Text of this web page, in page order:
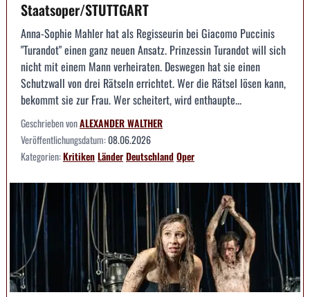
Staatsoper/STUTTGART
Anna-Sophie Mahler hat als Regisseurin bei Giacomo Puccinis
"Turandot" einen ganz neuen Ansatz. Prinzessin Turandot will sich
nicht mit einem Mann verheiraten. Deswegen hat sie einen
Schutzwall von drei Rätseln errichtet. Wer die Rätsel lösen kann,
bekommt sie zur Frau. Wer scheitert, wird enthaupte...
Geschrieben vonALEXANDER WALTHER
Veröffentlichungsdatum:08.06.2026
Kategorien:KritikenLänderDeutschlandOper